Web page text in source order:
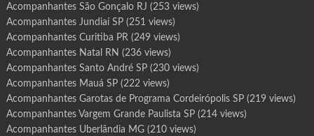
e
m
e
s
R
O
Acompanhantes São Gonçalo RJ (253 views)
Acompanhantes Jundiaí SP(251 views)
Acompanhantes Curitiba PR(249 views)
Acompanhantes Natal RN (236 views)
Acompanhantes Santo André SP(230 views)
Acompanhantes Mauá SP(222 views)
Acompanhantes Garotas de Programa Cordeirópolis SP(219 views)
Acompanhantes Vargem Grande Paulista SP(214 views)
Acompanhantes Uberlândia MG(210 views)